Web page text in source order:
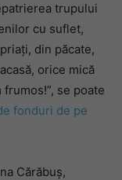
trupului
cu suflet,
din păcate,
orice mică
se poate
fonduri de pe
Cărăbuș,